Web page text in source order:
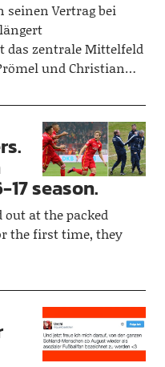
seinen Vertrag bei
das zentrale Mittelfeld
und Christian…
season.
out at the packed
the first time, they